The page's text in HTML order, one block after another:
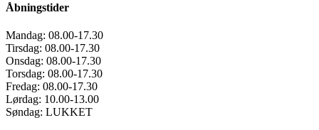
Åbningstider
Mandag: 08.00-17.30
Tirsdag: 08.00-17.30
Onsdag: 08.00-17.30
Torsdag: 08.00-17.30
Fredag: 08.00-17.30
Lørdag: 10.00-13.00
Søndag: LUKKET